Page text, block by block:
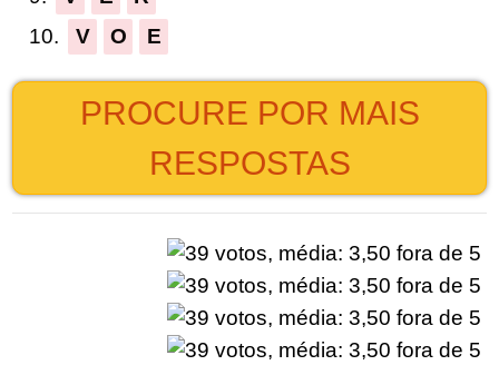
10.
V O E
PROCURE POR MAIS
RESPOSTAS